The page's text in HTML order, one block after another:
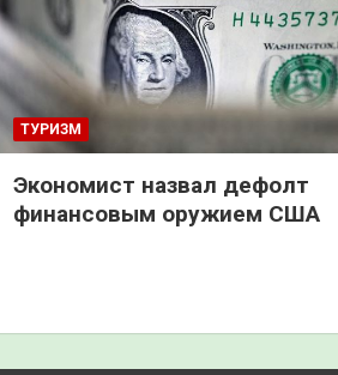
ТУРИЗМ
Экономист назвал дефолт
финансовым оружием США